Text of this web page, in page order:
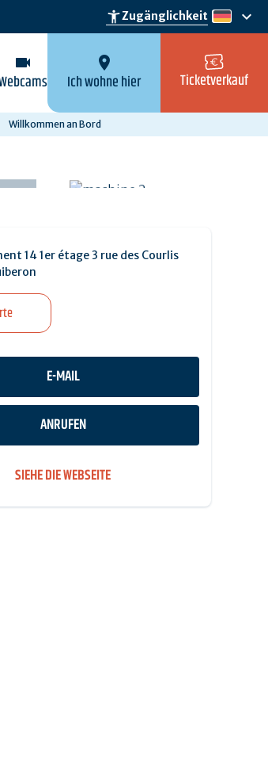
accessibility_newZugänglichkeit de
keyboard_arrow_down
videocam location_on
Ich wohne hier Ticketverkauf
Willkommen an Bord
14 1er étage 3 rue des Courlis
E-MAIL
ANRUFEN
SIEHE DIE WEBSEITE